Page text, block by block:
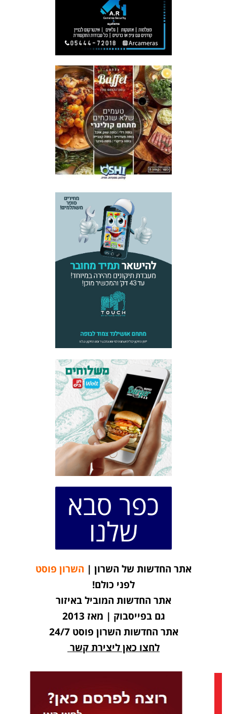
כפר סבא
שלנו
אתר החדשות של השרון | השרון פוסט
לפני כולם!
אתר החדשות המוביל באיזור
גם בפייסבוק | מאז 2013
אתר החדשות השרון פוסט 24/7
לחצו כאן ליצירת קשר